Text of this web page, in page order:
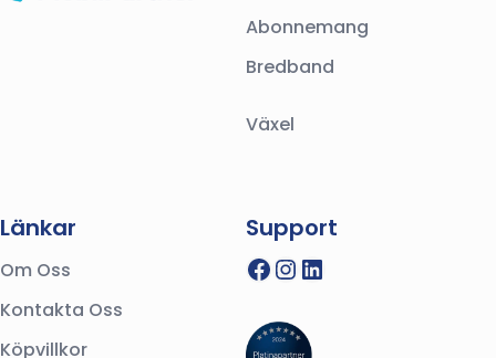
Abonnemang
Bredband
Växel
Länkar
Om Oss
Kontakta Oss
Köpvillkor
Support
Facebook
Instagram
LinkedIn